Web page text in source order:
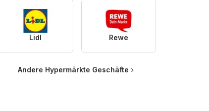
Lidl Rewe
Andere Hypermärkte Geschäfte